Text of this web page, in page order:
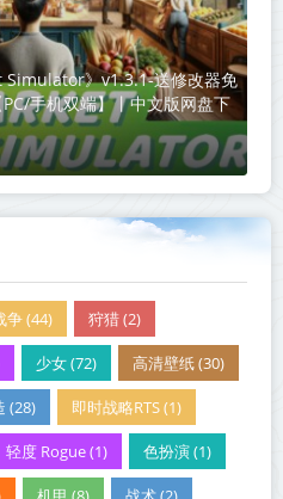
》v1.3.1-送修改器免
手机双端】丨中文版网盘下
争 (44) 狩猎 (2)
少女 (72) 高清壁纸 (30)
(28) 即时战略RTS (1)
轻度 Rogue (1) 色扮演 (1)